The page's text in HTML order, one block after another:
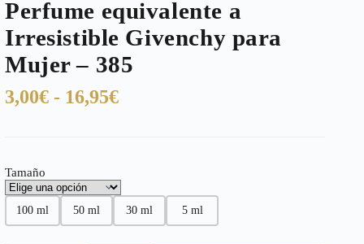
Perfume equivalente a
Irresistible Givenchy para
Mujer – 385
3,00€ - 16,95€Rango
3,00€
hasta
16,95€
Tamaño
100 ml 50 ml 30 ml 5 ml